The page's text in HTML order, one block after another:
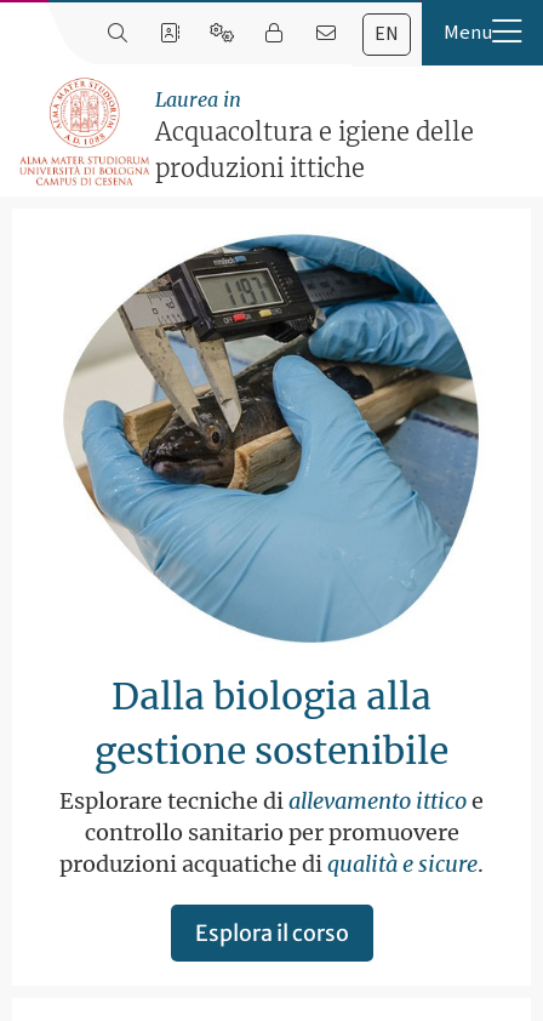
EN
Laurea in
Acquacoltura e igiene delle
produzioni ittiche
Dalla biologia alla
gestione sostenibile
Esplorare tecniche diallevamento itticoe
controllo sanitario per promuovere
produzioni acquatiche diqualità e sicure.
Esplora il corso